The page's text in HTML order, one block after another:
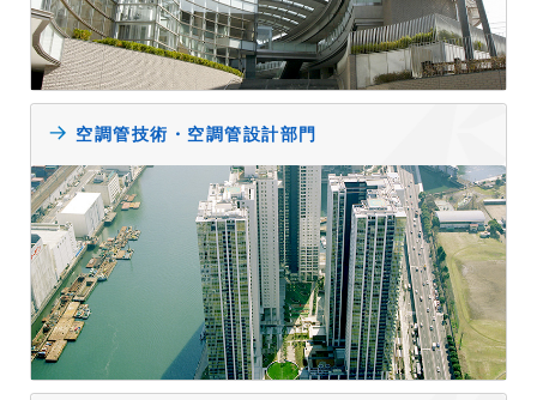
空調管技術・空調管設計部門